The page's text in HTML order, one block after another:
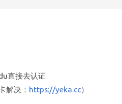
直接去认证
解决： https://yeka.cc）